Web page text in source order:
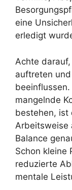
eine
erledigt
Achte
auftreten
mangelnde
bestehen, ist
Arbeitsweise
Balance
Schon kleine
reduzierte
mentale